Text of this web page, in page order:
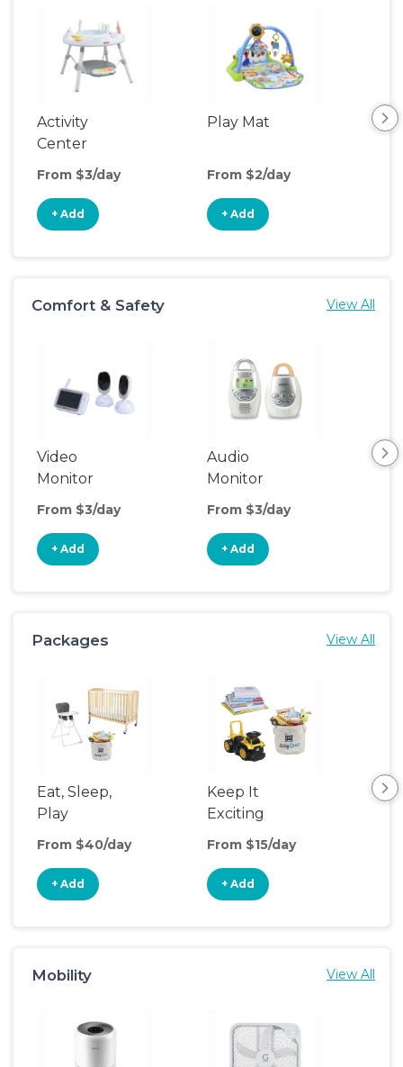
Activity
Center
From $3/day
+ Add
Play Mat
From $2/day
+ Add
Comfort & Safety View All
Video
Monitor
From $3/day
+ Add
Audio
Monitor
From $3/day
+ Add
Packages View All
Eat, Sleep,
Play
From $40/day
+ Add
Keep It
Exciting
From $15/day
+ Add
Mobility View All